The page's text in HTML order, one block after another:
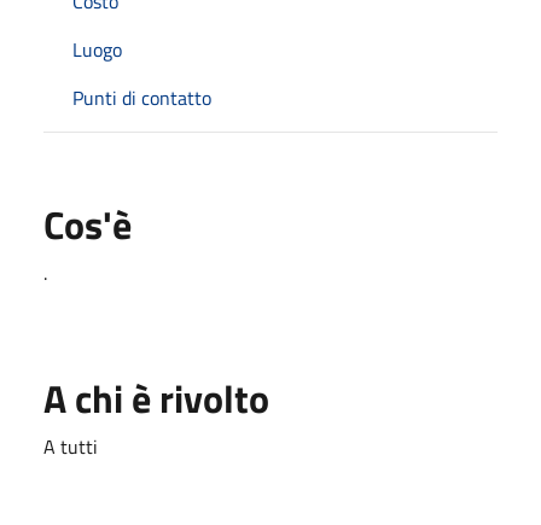
Luogo
Punti di contatto
Cos'è
.
A chi è rivolto
A tutti